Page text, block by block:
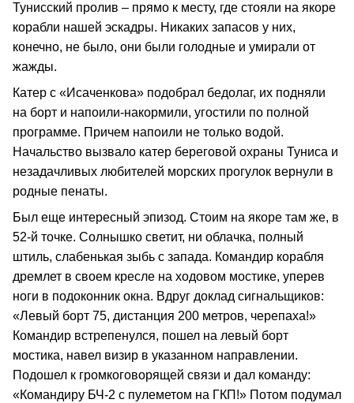
Тунисский пролив – прямо к месту, где стояли на якоре
корабли нашей эскадры. Никаких запасов у них,
конечно, не было, они были голодные и умирали от
жажды.
Катер с «Исаченкова» подобрал бедолаг, их подняли
на борт и напоили-накормили, угостили по полной
программе. Причем напоили не только водой.
Начальство вызвало катер береговой охраны Туниса и
незадачливых любителей морских прогулок вернули в
родные пенаты.
Был еще интересный эпизод. Стоим на якоре там же, в
52-й точке. Солнышко светит, ни облачка, полный
штиль, слабенькая зыбь с запада. Командир корабля
дремлет в своем кресле на ходовом мостике, уперев
ноги в подоконник окна. Вдруг доклад сигнальщиков:
«Левый борт 75, дистанция 200 метров, черепаха!»
Командир встрепенулся, пошел на левый борт
мостика, навел визир в указанном направлении.
Подошел к громкоговорящей связи и дал команду:
«Командиру БЧ-2 с пулеметом на ГКП!» Потом подумал